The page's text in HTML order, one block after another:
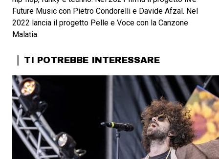
Future Music con Pietro Condorelli e Davide Afzal. Nel
2022 lancia il progetto Pelle e Voce con la Canzone
Malatia.
TI POTREBBE INTERESSARE